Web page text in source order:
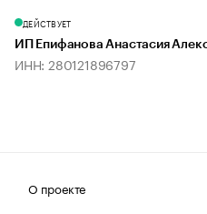
ДЕЙСТВУЕТ
ИП Епифанова Анастасия
ИНН: 280121896797
О проекте